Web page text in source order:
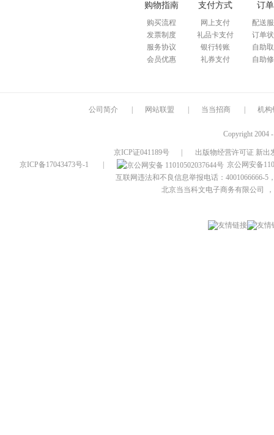
购物指南
购买流程
发票制度
服务协议
会员优惠
支付方式
网上支付
礼品卡支付
银行转账
礼券支付
订
配送
订单
自助
自助
公司简介 网站联盟 当当招商 机构
Copyright 2004
京ICP证041189号
出版物经营许可证 新出
京ICP备17043473号-1
京公网安备
互联网违法和不良信息举报电话：4001066666-5
北京当当科文电子商务有限公司